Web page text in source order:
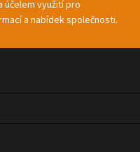
účelem využití pro
a nabídek společnosti.